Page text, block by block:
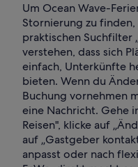
Um Ocean Wave-
Stornierung zu
praktischen Suchfilter
verstehen, dass sich
einfach, Unterkünfte
bieten. Wenn du
Buchung vornehmen
eine Nachricht. Gehe
Reisen", klicke auf
auf „Gastgeber
anpasst oder nach